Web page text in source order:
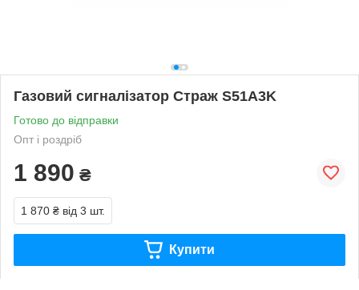
Газовий сигналізатор Страж S51А3K
Готово до відправки
Опт і роздріб
1 890 ₴
1 870 ₴ від 3 шт.
Купити